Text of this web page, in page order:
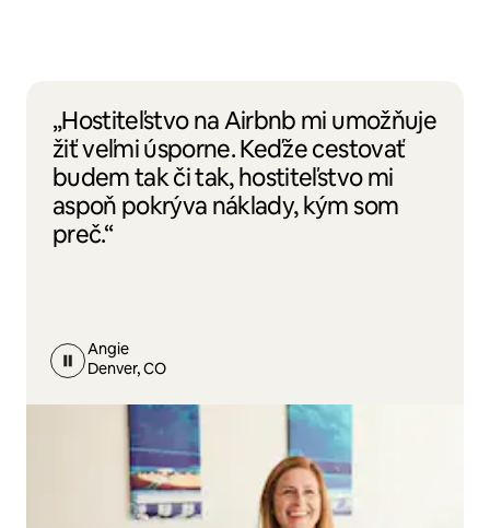
„Hostiteľstvo na Airbnb mi umožňuje
žiť veľmi úsporne. Keďže cestovať
budem tak či tak, hostiteľstvo mi
aspoň pokrýva náklady, kým som
preč.“
Angie
Denver, CO